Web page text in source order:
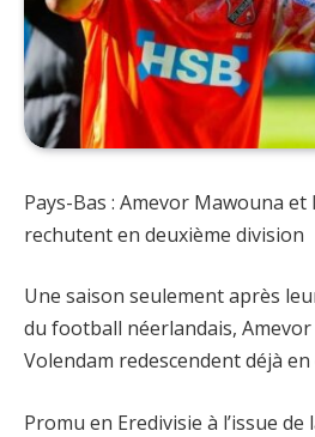
Pays-Bas : Amevor Mawouna et
rechutent en deuxième division
Une saison seulement après
du football néerlandais, Amevor
Volendam redescendent déjà
Promu en Eredivisie à l’issue